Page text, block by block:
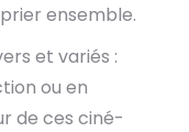
ensemble.
et variés :
ou en
de ces ciné-